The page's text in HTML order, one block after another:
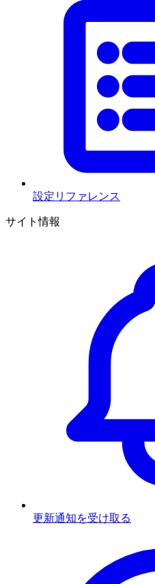
設定リファレンス
サイト情報
更新通知を受け取る